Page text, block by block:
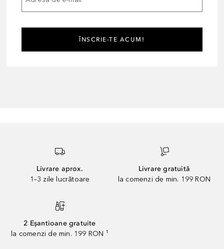
ÎNSCRIE-TE ACUM!
Livrare aprox.
1–3 zile lucrătoare
Livrare gratuită
la comenzi de min. 199 RON
2 Eșantioane gratuite
la comenzi de min. 199 RON ¹